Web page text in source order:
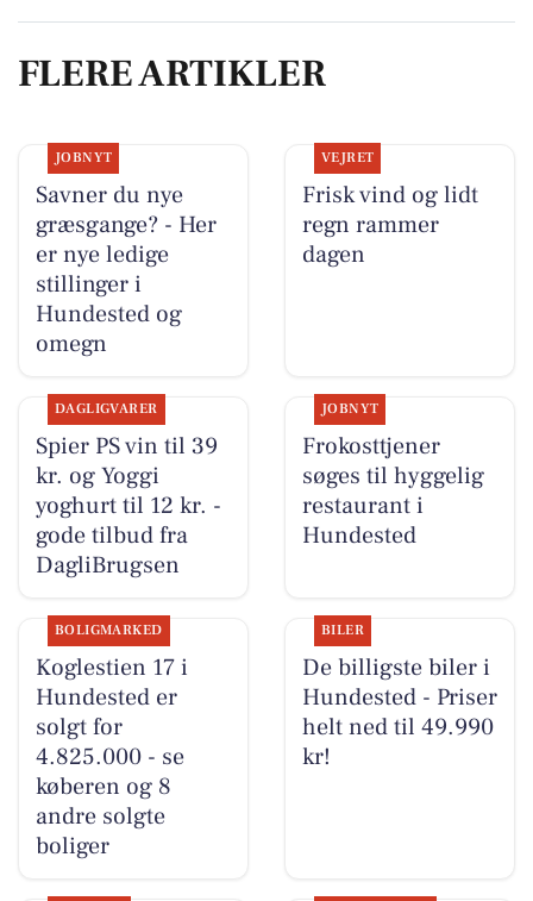
FLERE ARTIKLER
JOBNYT
Savner du nye
græsgange? - Her
er nye ledige
stillinger i
Hundested og
omegn
VEJRET
Frisk vind og lidt
regn rammer
dagen
DAGLIGVARER
Spier PS vin til 39
kr. og Yoggi
yoghurt til 12 kr. -
gode tilbud fra
DagliBrugsen
JOBNYT
Frokosttjener
søges til hyggelig
restaurant i
Hundested
BOLIGMARKED
Koglestien 17 i
Hundested er
solgt for
4.825.000 - se
køberen og 8
andre solgte
boliger
BILER
De billigste biler i
Hundested - Priser
helt ned til 49.990
kr!